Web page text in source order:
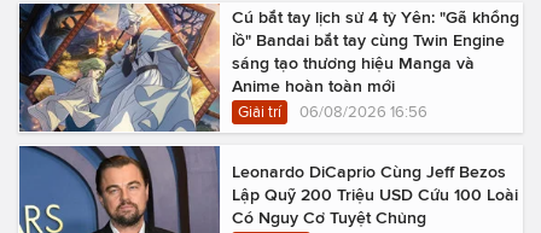
Cú bắt tay lịch sử 4 tỷ Yên: "Gã khổng
lồ" Bandai bắt tay cùng Twin Engine
sáng tạo thương hiệu Manga và
Anime hoàn toàn mới
Giải trí 06/08/2026 16:56
Leonardo DiCaprio Cùng Jeff Bezos
Lập Quỹ 200 Triệu USD Cứu 100 Loài
Có Nguy Cơ Tuyệt Chủng